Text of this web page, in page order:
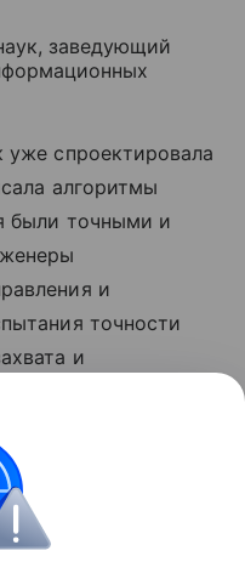
заведующий
уже спроектировала
алгоритмы
были точными и
и
точности
и
который